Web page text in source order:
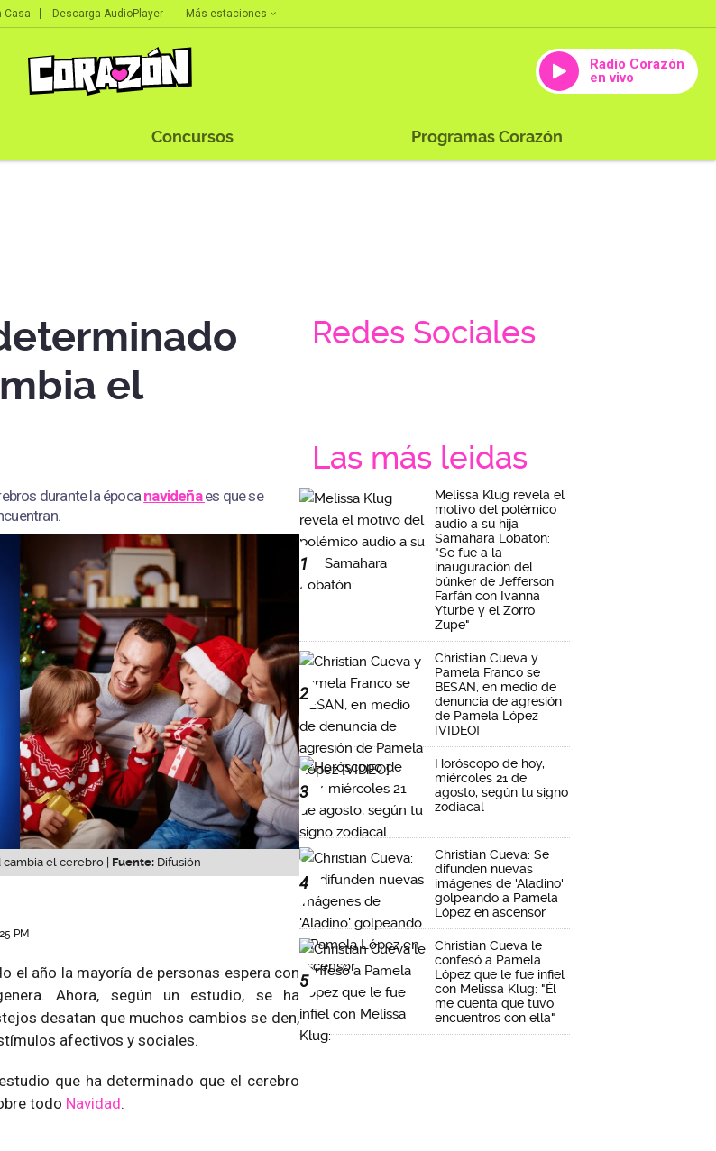
Casa Descarga AudioPlayer Más estaciones
Radio Corazón
en vivo
Concursos Programas Corazón
el
durante la épocanavideñaes que se
el cerebro | Fuente: Difusión
PM
el año la mayoría de personas espera con
Ahora, según un estudio, se ha
desatan que muchos cambios se den,
afectivos y sociales.
que ha determinado que el cerebro
todo Navidad.
Redes Sociales
Las más leidas
1
Melissa Klug revela el
motivo del polémico
audio a su hija
Samahara Lobatón:
"Se fue a la
inauguración del
búnker de Jefferson
Farfán con Ivanna
Yturbe y el Zorro
Zupe"
2
Christian Cueva y
Pamela Franco se
BESAN, en medio de
denuncia de agresión
de Pamela López
[VIDEO]
3
Horóscopo de hoy,
miércoles 21 de
agosto, según tu signo
zodiacal
4
Christian Cueva: Se
difunden nuevas
imágenes de 'Aladino'
golpeando a Pamela
López en ascensor
5
Christian Cueva le
confesó a Pamela
López que le fue infiel
con Melissa Klug: "Él
me cuenta que tuvo
encuentros con ella"